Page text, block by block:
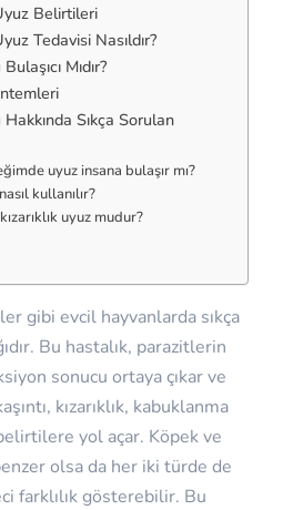
Belirtileri
Tedavisi Nasıldır?
Mıdır?
Sıkça Sorulan
uyuz insana bulaşır mı?
kullanılır?
uyuz mudur?
gibi evcil hayvanlarda sıkça
Bu hastalık, parazitlerin
sonucu ortaya çıkar ve
kızarıklık, kabuklanma
yol açar. Köpek ve
olsa da her iki türde de
farklılık gösterebilir. Bu